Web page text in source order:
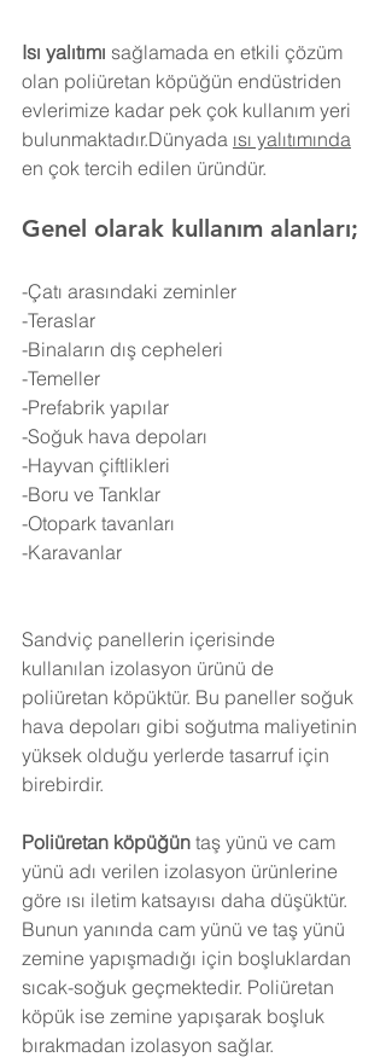
Isı yalıtımı sağlamada en etkili çözüm
olan poliüretan köpüğün endüstriden
evlerimize kadar pek çok kullanım yeri
bulunmaktadır.Dünyada ısı yalıtımında
en çok tercih edilen üründür.
Genel olarak kullanım alanları;
-Çatı arasındaki zeminler
-Teraslar
-Binaların dış cepheleri
-Temeller
-Prefabrik yapılar
-Soğuk hava depoları
-Hayvan çiftlikleri
-Boru ve Tanklar
-Otopark tavanları
-Karavanlar
Sandviç panellerin içerisinde
kullanılan izolasyon ürünü de
poliüretan köpüktür. Bu paneller soğuk
hava depoları gibi soğutma maliyetinin
yüksek olduğu yerlerde tasarruf için
birebirdir.
Poliüretan köpüğün taş yünü ve cam
yünü adı verilen izolasyon ürünlerine
göre ısı iletim katsayısı daha düşüktür.
Bunun yanında cam yünü ve taş yünü
zemine yapışmadığı için boşluklardan
sıcak-soğuk geçmektedir. Poliüretan
köpük ise zemine yapışarak boşluk
bırakmadan izolasyon sağlar.